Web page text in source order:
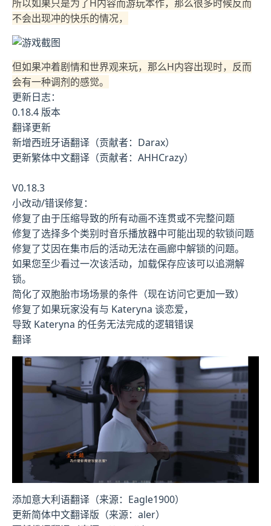
所以如果只是为了H内容而游玩本作，那么很多时候反而
不会出现冲的快乐的情况，
但如果冲着剧情和世界观来玩，那么H内容出现时，反而
会有一种调剂的感觉。
更新日志：
0.18.4 版本
翻译更新
新增西班牙语翻译（贡献者：Darax）
更新繁体中文翻译（贡献者：AHHCrazy）
V0.18.3
小改动/错误修复：
修复了由于压缩导致的所有动画不连贯或不完整问题
修复了选择多个类别时音乐播放器中可能出现的软锁问题
修复了艾因在集市后的活动无法在画廊中解锁的问题。
如果您至少看过一次该活动，加载保存应该可以追溯解
锁。
简化了双胞胎市场场景的条件（现在访问它更加一致）
修复了如果玩家没有与 Kateryna 谈恋爱，
导致 Kateryna 的任务无法完成的逻辑错误
翻译
添加意大利语翻译（来源：Eagle1900）
更新简体中文翻译版（来源：aler）